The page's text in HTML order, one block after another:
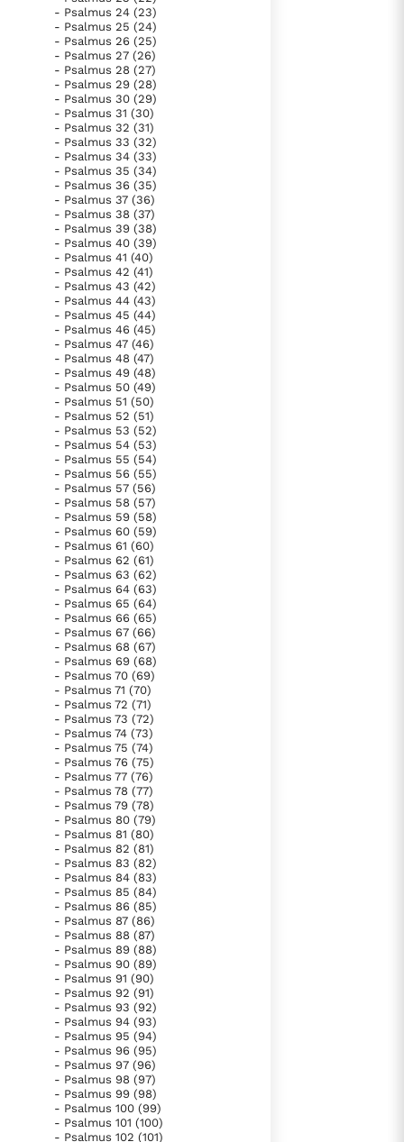
RK Documenten stelt heel veel belangrijke
kerkelijke documenten van de Rooms
Katholieke Kerk in het Nederlands beschikbaar
en is volledig afhankelijk van donaties.
Ik help mee!
- Psalmus 24 (23)
- Psalmus 25 (24)
- Psalmus 26 (25)
- Psalmus 27 (26)
- Psalmus 28 (27)
- Psalmus 29 (28)
- Psalmus 30 (29)
- Psalmus 31 (30)
- Psalmus 32 (31)
- Psalmus 33 (32)
- Psalmus 34 (33)
- Psalmus 35 (34)
- Psalmus 36 (35)
- Psalmus 37 (36)
- Psalmus 38 (37)
- Psalmus 39 (38)
- Psalmus 40 (39)
- Psalmus 41 (40)
- Psalmus 42 (41)
- Psalmus 43 (42)
- Psalmus 44 (43)
- Psalmus 45 (44)
- Psalmus 46 (45)
- Psalmus 47 (46)
- Psalmus 48 (47)
- Psalmus 49 (48)
- Psalmus 50 (49)
- Psalmus 51 (50)
- Psalmus 52 (51)
- Psalmus 53 (52)
- Psalmus 54 (53)
- Psalmus 55 (54)
- Psalmus 56 (55)
- Psalmus 57 (56)
- Psalmus 58 (57)
- Psalmus 59 (58)
- Psalmus 60 (59)
- Psalmus 61 (60)
- Psalmus 62 (61)
- Psalmus 63 (62)
- Psalmus 64 (63)
- Psalmus 65 (64)
- Psalmus 66 (65)
- Psalmus 67 (66)
- Psalmus 68 (67)
- Psalmus 69 (68)
- Psalmus 70 (69)
- Psalmus 71 (70)
- Psalmus 72 (71)
- Psalmus 73 (72)
- Psalmus 74 (73)
- Psalmus 75 (74)
- Psalmus 76 (75)
- Psalmus 77 (76)
- Psalmus 78 (77)
- Psalmus 79 (78)
- Psalmus 80 (79)
- Psalmus 81 (80)
- Psalmus 82 (81)
- Psalmus 83 (82)
- Psalmus 84 (83)
- Psalmus 85 (84)
- Psalmus 86 (85)
- Psalmus 87 (86)
- Psalmus 88 (87)
- Psalmus 89 (88)
- Psalmus 90 (89)
- Psalmus 91 (90)
- Psalmus 92 (91)
- Psalmus 93 (92)
- Psalmus 94 (93)
- Psalmus 95 (94)
- Psalmus 96 (95)
- Psalmus 97 (96)
- Psalmus 98 (97)
- Psalmus 99 (98)
- Psalmus 100 (99)
- Psalmus 101 (100)
- Psalmus 102 (101)
lees verder